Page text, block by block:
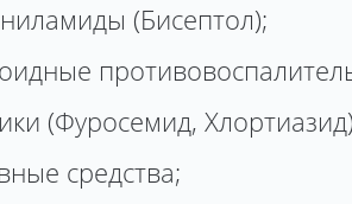
(Бисептол);
(Фуросемид,
средства;